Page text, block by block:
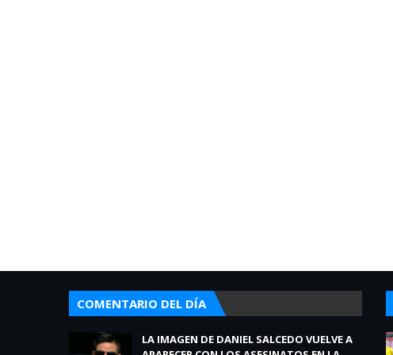
COMENTARIO DEL DÍA
LA IMAGEN DE DANIEL SALCEDO VUELVE A